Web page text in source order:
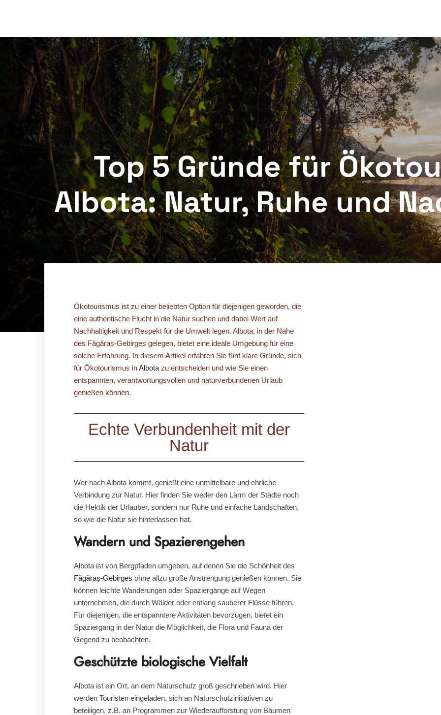
Top 5 Gründe für
Albota: Natur, Ruhe und
Ökotourismus ist zu einer beliebten Option für diejenigen geworden, die
eine authentische Flucht in die Natur suchen und dabei Wert auf
Nachhaltigkeit und Respekt für die Umwelt legen. Albota, in der Nähe
des Făgăraș-Gebirges gelegen, bietet eine ideale Umgebung für eine
solche Erfahrung. In diesem Artikel erfahren Sie fünf klare Gründe, sich
für Ökotourismus inAlbota zu entscheiden und wie Sie einen
entspannten, verantwortungsvollen und naturverbundenen Urlaub
genießen können.
Echte Verbundenheit mit der
Natur
Wer nach Albota kommt, genießt eine unmittelbare und ehrliche
Verbindung zur Natur. Hier finden Sie weder den Lärm der Städte noch
die Hektik der Urlauber, sondern nur Ruhe und einfache Landschaften,
so wie die Natur sie hinterlassen hat.
Wandern und Spazierengehen
Albota ist von Bergpfaden umgeben, auf denen Sie die Schönheit des
Făgăraș-Gebirges ohne allzu große Anstrengung genießen können. Sie
können leichte Wanderungen oder Spaziergänge auf Wegen
unternehmen, die durch Wälder oder entlang sauberer Flüsse führen.
Für diejenigen, die entspanntere Aktivitäten bevorzugen, bietet ein
Spaziergang in der Natur die Möglichkeit, die Flora und Fauna der
Gegend zu beobachten.
Geschützte biologische Vielfalt
Albota ist ein Ort, an dem Naturschutz groß geschrieben wird. Hier
werden Touristen eingeladen, sich an Naturschutzinitiativen zu
beteiligen, z.B. an Programmen zur Wiederaufforstung von Bäumen